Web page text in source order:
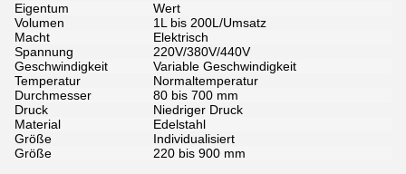
Eigentum
Wert
Volumen
1L bis 200L/Umsatz
Macht
Elektrisch
Spannung
220V/380V/440V
Geschwindigkeit
Variable Geschwindigkeit
Temperatur
Normaltemperatur
Durchmesser
80 bis 700 mm
Druck
Niedriger Druck
Material
Edelstahl
Größe
Individualisiert
Größe
220 bis 900 mm